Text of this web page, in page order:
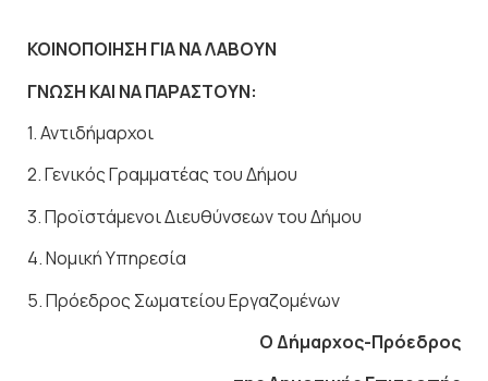
ΚΟΙΝΟΠΟΙΗΣΗ ΓΙΑ ΝΑ ΛΑΒΟΥΝ
ΓΝΩΣΗ ΚΑΙ ΝΑ ΠΑΡΑΣΤΟΥΝ:
1. Αντιδήμαρχοι
2. Γενικός Γραμματέας του Δήμου
3. Προϊστάμενοι Διευθύνσεων του Δήμου
4. Νομική Υπηρεσία
5. Πρόεδρος Σωματείου Εργαζομένων
Ο Δήμαρχος-Πρόεδρος